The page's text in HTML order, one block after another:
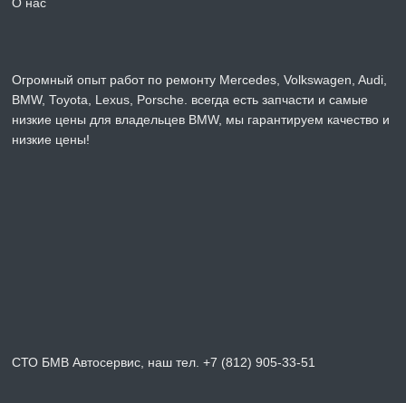
О нас
Огромный опыт работ по ремонту Mercedes, Volkswagen, Audi,
BMW, Toyota, Lexus, Porsche. всегда есть запчасти и самые
низкие цены для владельцев BMW, мы гарантируем качество и
низкие цены!
СТО БМВ Автосервис, наш тел. +7 (812) 905-33-51